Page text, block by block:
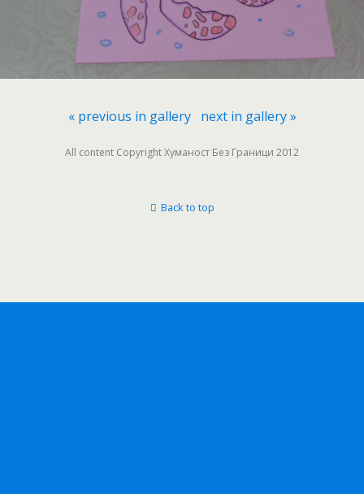
« previous in gallery next in gallery »
All content Copyright Хуманост Без Граници 2012
Back to top